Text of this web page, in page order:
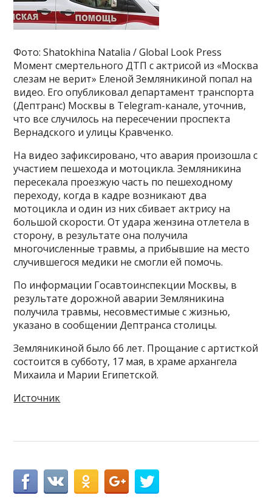
Фото: Shatokhina Natalia / Global Look Press
Момент смертельного ДТП с актрисой из «Москва
слезам не верит» Еленой Земляникиной попал на
видео. Его опубликовал департамент транспорта
(Дептранс) Москвы в Telegram-канале, уточнив,
что все случилось на пересечении проспекта
Вернадского и улицы Кравченко.
На видео зафиксировано, что авария произошла с
участием пешехода и мотоцикла. Земляникина
пересекала проезжую часть по пешеходному
переходу, когда в кадре возникают два
мотоцикла и один из них сбивает актрису на
большой скорости. От удара жензина отлетела в
сторону, в результате она получила
многочисленные травмы, а прибывшие на место
случившегося медики не смогли ей помочь.
По информации Госавтоинспекции Москвы, в
результате дорожной аварии Земляникина
получила травмы, несовместимые с жизнью,
указано в сообщении Дептранса столицы.
Земляникиной было 66 лет. Прощание с артисткой
состоится в субботу, 17 мая, в храме архангела
Михаила и Марии Египетской.
Источник